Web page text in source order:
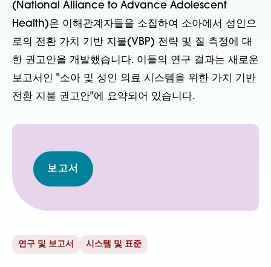
(National Alliance to Advance Adolescent
Health)은 이해관계자들을 소집하여 소아에서 성인으
로의 전환 가치 기반 지불(VBP) 전략 및 질 측정에 대
한 권고안을 개발했습니다. 이들의 연구 결과는 새로운
보고서인 "소아 및 성인 의료 시스템을 위한 가치 기반
전환 지불 권고안"에 요약되어 있습니다.
보고서
연구 및 보고서 시스템 및 표준